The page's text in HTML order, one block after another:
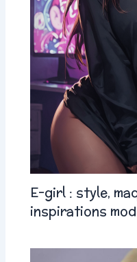
E-girl : style,
inspirations